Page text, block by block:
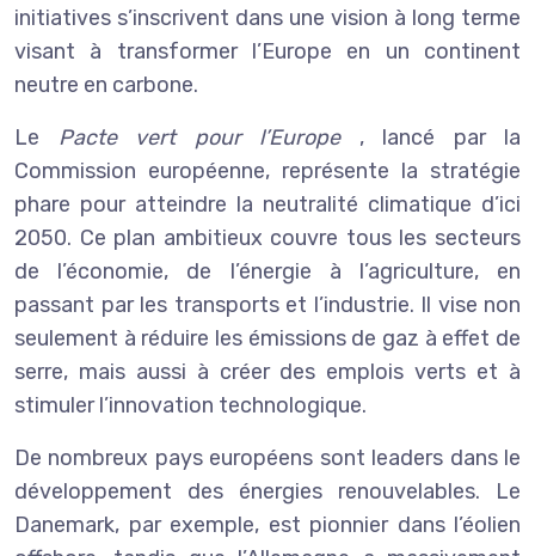
initiatives s’inscrivent dans une vision à long terme
visant à transformer l’Europe en un continent
neutre en carbone.
Le Pacte vert pour l’Europe , lancé par la
Commission européenne, représente la stratégie
phare pour atteindre la neutralité climatique d’ici
2050. Ce plan ambitieux couvre tous les secteurs
de l’économie, de l’énergie à l’agriculture, en
passant par les transports et l’industrie. Il vise non
seulement à réduire les émissions de gaz à effet de
serre, mais aussi à créer des emplois verts et à
stimuler l’innovation technologique.
De nombreux pays européens sont leaders dans le
développement des énergies renouvelables. Le
Danemark, par exemple, est pionnier dans l’éolien